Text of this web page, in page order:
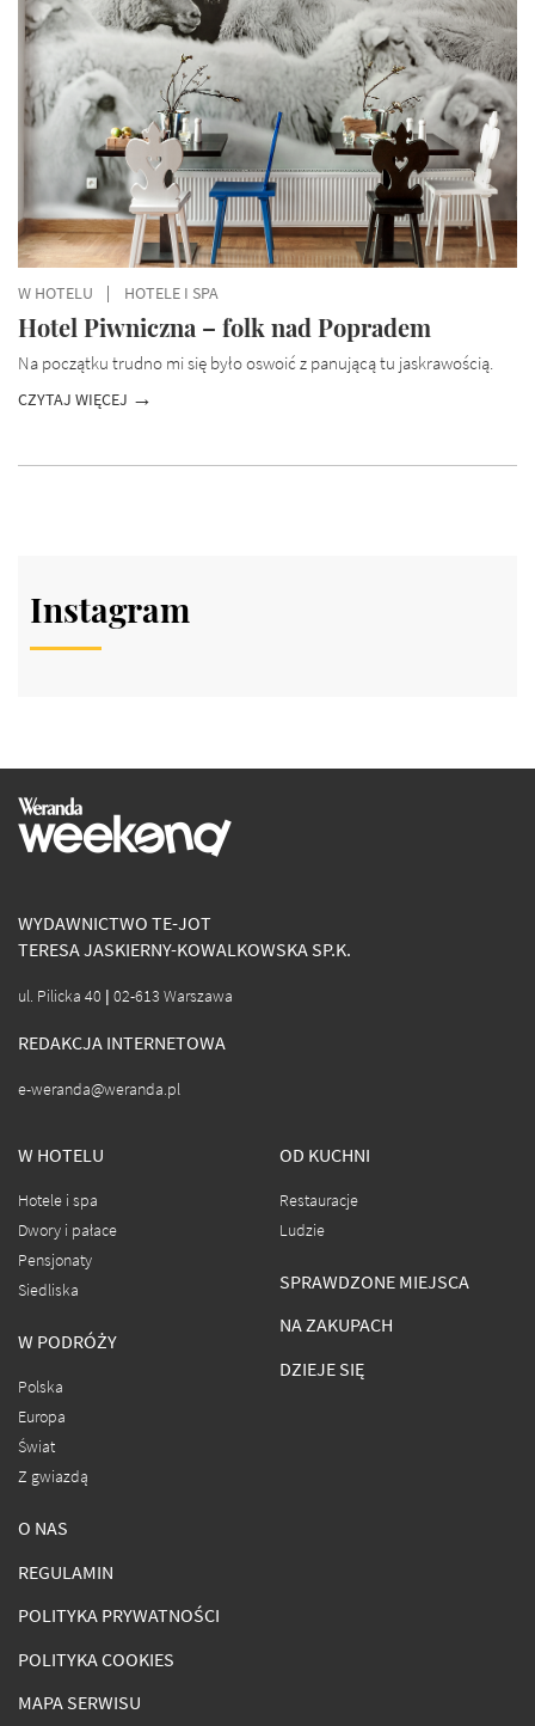
W HOTELU HOTELE I SPA
Hotel Piwniczna – folk nad Popradem
Na początku trudno mi się było oswoić z panującą tu jaskrawością.
CZYTAJ WIĘCEJ
Instagram
WYDAWNICTWO TE-JOT
TERESA JASKIERNY-KOWALKOWSKA SP.K.
ul. Pilicka 40 | 02-613 Warszawa
REDAKCJA INTERNETOWA
e-weranda@weranda.pl
W HOTELU
Hotele i spa
Dwory i pałace
Pensjonaty
Siedliska
W PODRÓŻY
Polska
Europa
Świat
Z gwiazdą
OD KUCHNI
Restauracje
Ludzie
SPRAWDZONE MIEJSCA
NA ZAKUPACH
DZIEJE SIĘ
O NAS
REGULAMIN
POLITYKA PRYWATNOŚCI
POLITYKA COOKIES
MAPA SERWISU